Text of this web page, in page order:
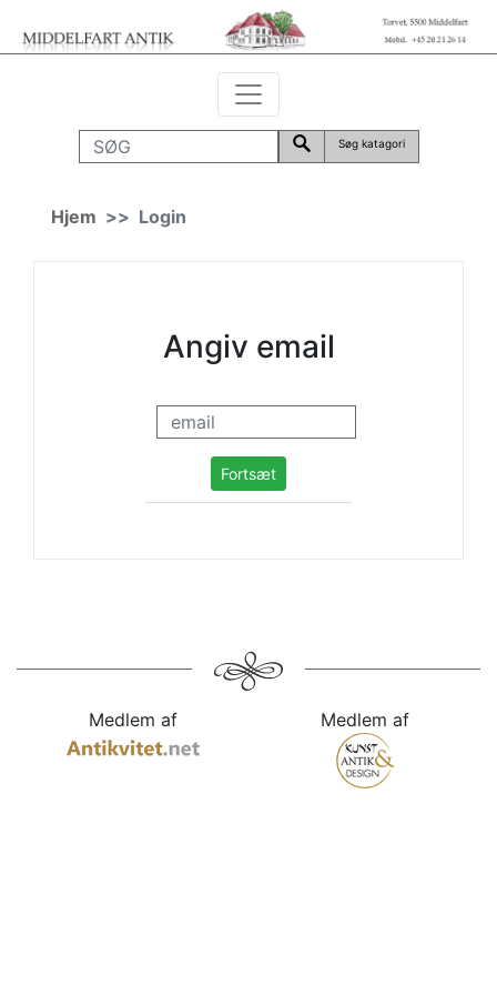
Søg katagori
Hjem Login
Angiv email
Medlem af Medlem af